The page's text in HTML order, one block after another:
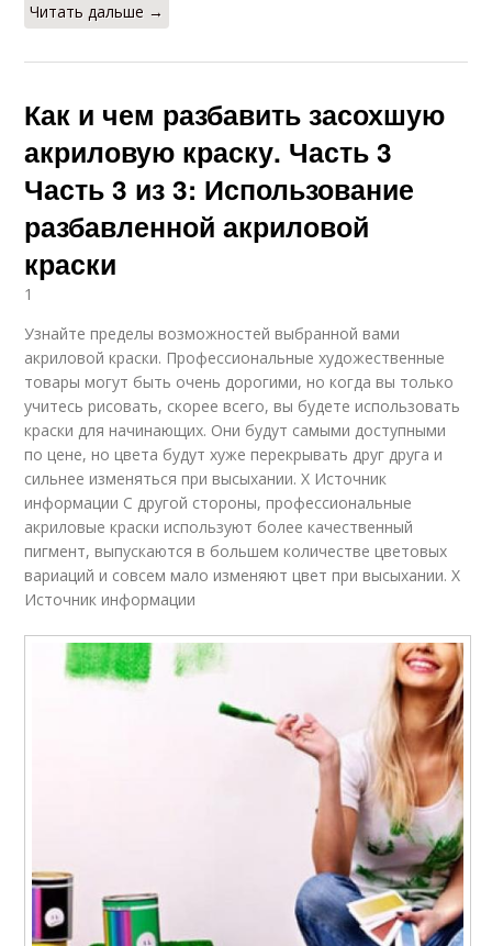
Красители для ткани
Краски по ткани Краска для авто
Читать дальше →
Как и чем разбавить засохшую
акриловую краску. Часть 3
Часть 3 из 3: Использование
разбавленной акриловой
краски
1
Узнайте пределы возможностей выбранной вами
акриловой краски. Профессиональные художественные
товары могут быть очень дорогими, но когда вы только
учитесь рисовать, скорее всего, вы будете использовать
краски для начинающих. Они будут самыми доступными
по цене, но цвета будут хуже перекрывать друг друга и
сильнее изменяться при высыхании. X Источник
информации С другой стороны, профессиональные
акриловые краски используют более качественный
пигмент, выпускаются в большем количестве цветовых
вариаций и совсем мало изменяют цвет при высыхании. X
Источник информации